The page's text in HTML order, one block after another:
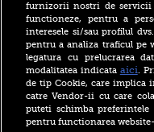
furnizorii nostri de servicii
functioneze, pentru a
interesele si/sau profilul
pentru a analiza traficul pe
legatura cu prelucrarea
modalitatea indicata aici.
de tip Cookie, care implica
catre Vendor-ii cu care
puteti schimba
pentru functionarea